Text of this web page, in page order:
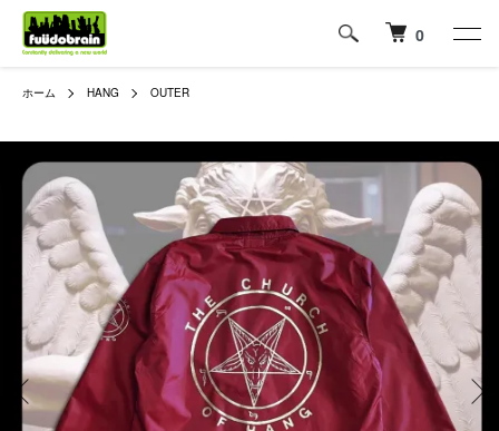
0
ホーム HANG OUTER